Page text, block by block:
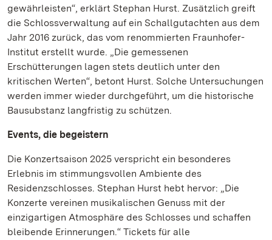
gewährleisten“, erklärt Stephan Hurst. Zusätzlich greift
die Schlossverwaltung auf ein Schallgutachten aus dem
Jahr 2016 zurück, das vom renommierten Fraunhofer-
Institut erstellt wurde. „Die gemessenen
Erschütterungen lagen stets deutlich unter den
kritischen Werten“, betont Hurst. Solche Untersuchungen
werden immer wieder durchgeführt, um die historische
Bausubstanz langfristig zu schützen.
Events, die begeistern
Die Konzertsaison 2025 verspricht ein besonderes
Erlebnis im stimmungsvollen Ambiente des
Residenzschlosses. Stephan Hurst hebt hervor: „Die
Konzerte vereinen musikalischen Genuss mit der
einzigartigen Atmosphäre des Schlosses und schaffen
bleibende Erinnerungen.“ Tickets für alle